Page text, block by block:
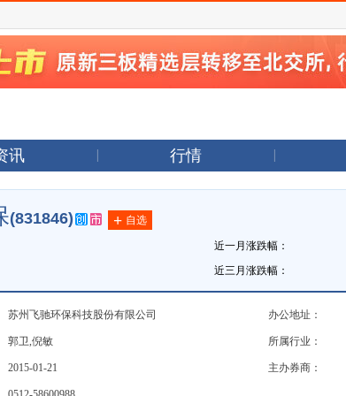
讯 行情
(831846) + 自选
近一月涨跌幅：
近三月涨跌幅：
苏州飞驰环保科技股份有限公司 办公地址：
郭卫,倪敏 所属行业：
2015-01-21 主办券商：